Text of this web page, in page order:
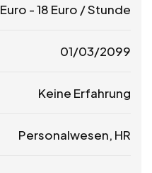
Euro -18 Euro / Stunde
01/03/2099
Keine Erfahrung
Personalwesen, HR